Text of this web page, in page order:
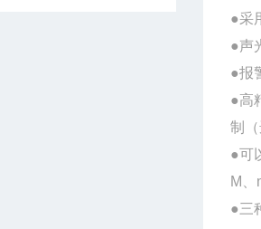
●采
●声
●报
●高
制
●可
M
●三